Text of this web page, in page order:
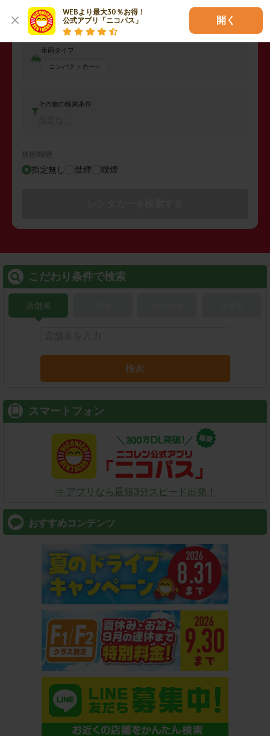
WEBより最大30％お得！
公式アプリ「ニコパス」
開く
2026年08月08日 (土) 12:00
車両タイプ
コンパクトカー
その他の検索条件
禁煙/喫煙
指定無し 禁煙 喫煙
こだわり条件で検索
店舗名
検索
スマートフォン
⇒ アプリなら最短3分スピード出発！
おすすめコンテンツ